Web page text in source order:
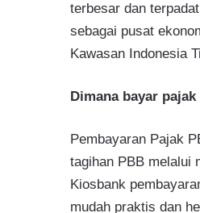
terbesar dan
sebagai pusat
Kawasan Indonesia
Dimana bayar
Pembayaran Pajak
tagihan PBB melalui
Kiosbank
mudah praktis dan